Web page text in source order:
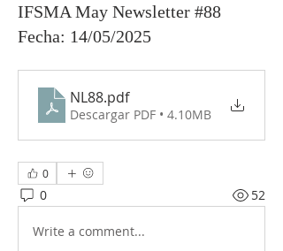
IFSMA May Newsletter #88
Fecha: 14/05/2025
NL88.pdf
Descargar PDF • 4.10MB
0
0 52
Write a comment...